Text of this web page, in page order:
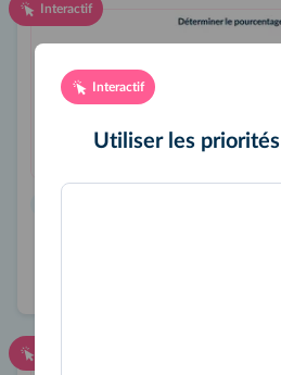
Interactif
Interactif
Utiliser les